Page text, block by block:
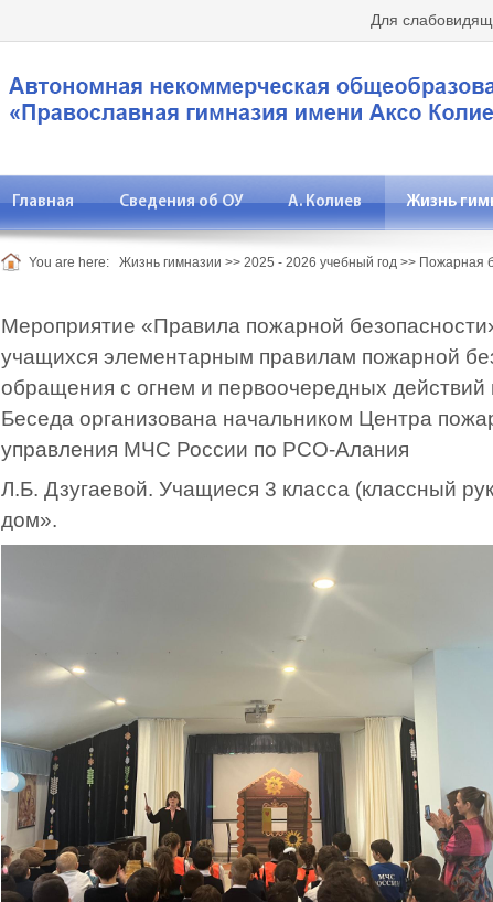
Для
Главная Сведения об ОУ А. Колиев Жизнь
You are here: Жизнь гимназии >> 2025 - 2026 учебный год >> Пожарная
Мероприятие «Правила пожарной
учащихся элементарным правилам пожарной
обращения с огнем и первоочередных
Беседа организована начальником Центра
управления МЧС России по РСО-Алания
Л.Б. Дзугаевой. Учащиеся 3 класса (классный
дом».